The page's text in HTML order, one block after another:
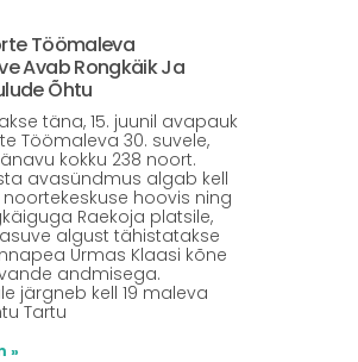
Töömaleva
Avab Rongkäik Ja
Õhtu
täna, 15. juunil avapauk
Töömaleva 30. suvele,
kokku 238 noort.
avasündmus algab kell
noortekeskuse hoovis ning
Raekoja platsile,
algust tähistatakse
Urmas Klaasi kõne
andmisega.
järgneb kell 19 maleva
Tartu
»